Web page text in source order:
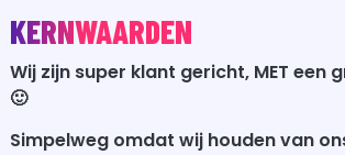
KERNWAARDEN
Wij zijn super klant gericht, MET een
🙂
Simpelweg omdat wij houden van